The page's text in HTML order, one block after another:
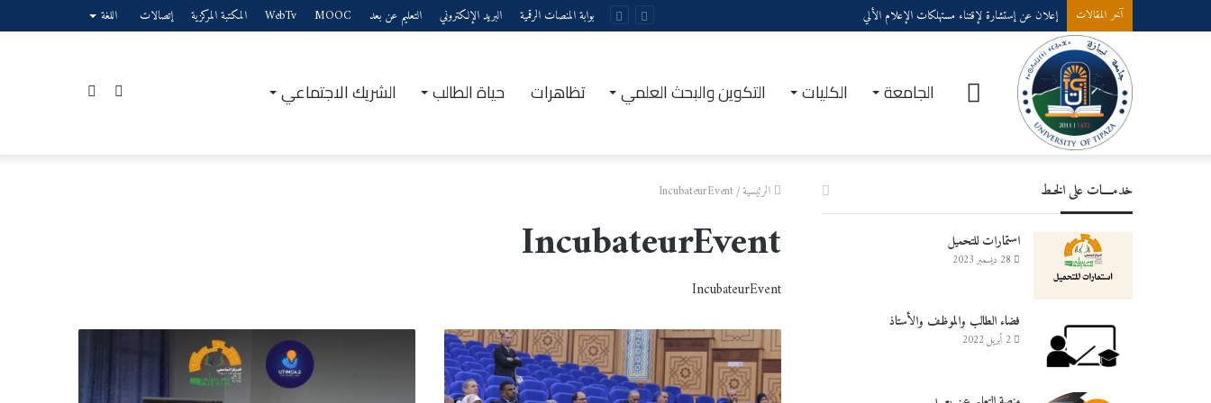
آخر المقالات إعلان عن إستشارة لإقتناء مستهلكات الإعلام الألي بوابة المنصات الرقمية البريد الإلكتروني التعليم عن بعد MOOC
WebTv المكتبة المركزية إتصالات اللغة
الرئيسيةالجامعة الكليات التكوين والبحث العلمي تظاهرات حياة الطالب الشريك الاجتماعي إضافة
الرئيسية/
IncubateurEvent
IncubateurEvent
IncubateurEvent
جامعة
تيبازة
يشارك
الحقيبة
خدمــــات على الخـط
استمارات للتحميل
28 ديسمبر 2023
فضاء الطالب والموظف والأستاذ
2 أبريل 2022